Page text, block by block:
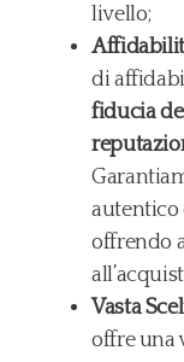
livello;
di
fiducia
autentico
offrendo
Vasta
offre una